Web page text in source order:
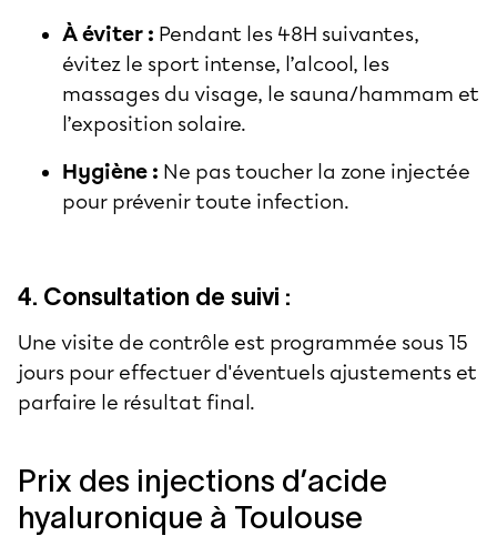
À éviter : Pendant les 48H suivantes,
évitez le sport intense, l’alcool, les
massages du visage, le sauna/hammam et
l’exposition solaire.
Hygiène : Ne pas toucher la zone injectée
pour prévenir toute infection.
4. Consultation de suivi :
Une visite de contrôle est programmée sous 15
jours pour effectuer d'éventuels ajustements et
parfaire le résultat final.
Prix des injections d’acide
hyaluronique à Toulouse